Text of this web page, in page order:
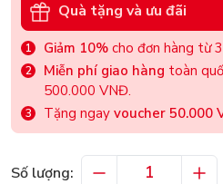
Quà tặng và ưu đãi
Giảm 10% cho đơn hàng từ
Miễn phí giao hàng toàn
500.000 VNĐ.
Tặng ngay voucher 50.000
Số lượng: